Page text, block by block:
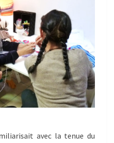
avec la tenue du